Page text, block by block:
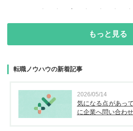
もっと見る
転職ノウハウの新着記事
2026/05/14
気になる点があっ
に企業へ問い合わ